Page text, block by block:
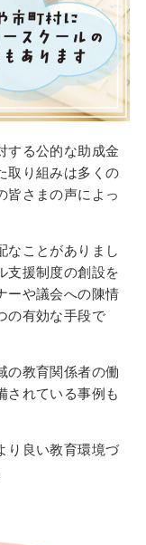
する公的な助成金
取り組みは多くの
皆さまの声によっ
なことがありまし
支援制度の創設を
ーや議会への陳情
の有効な手段で
の教育関係者の働
されている事例も
り良い教育環境づ